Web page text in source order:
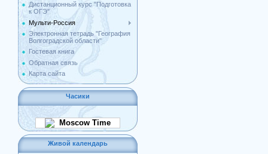
Дистанционный курс "Подготовка
к ОГЭ"
Мульти-Россия
Электронная тетрадь "География
Волгоградской области"
Гостевая книга
Обратная связь
Карта сайта
Часики
Moscow Time
Живой календарь